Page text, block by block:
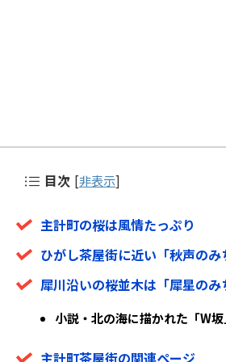
目次 [非表示]
主計町の桜は風情たっぷり
ひがし茶屋街に近い「秋声のみ
犀川沿いの桜並木は「犀星のみ
小説・北の海に描かれた「W坂
主計町茶屋街の関連ページ